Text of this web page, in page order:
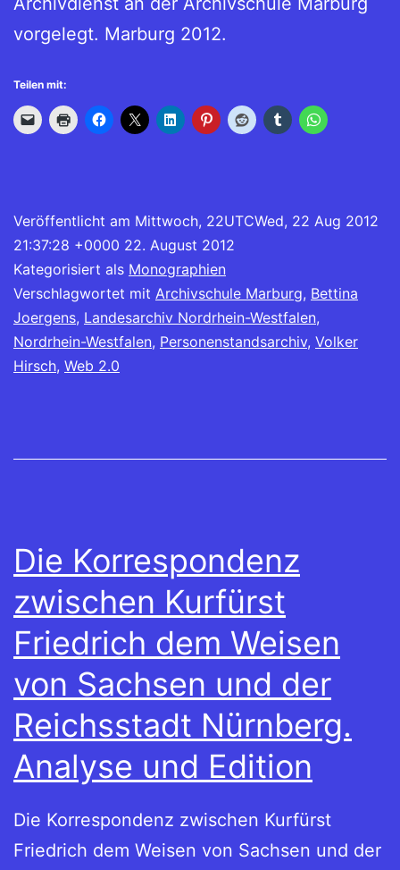
vorgelegt. Marburg 2012.
Teilen mit:
Veröffentlicht am Mittwoch, 22UTCWed, 22 Aug 2012
21:37:28 +0000 22. August 2012
Kategorisiert als Monographien
Verschlagwortet mit Archivschule Marburg, Bettina
Joergens, Landesarchiv Nordrhein-Westfalen,
Nordrhein-Westfalen, Personenstandsarchiv, Volker
Hirsch, Web 2.0
Die Korrespondenz
zwischen Kurfürst
Friedrich dem Weisen
von Sachsen und der
Reichsstadt Nürnberg.
Analyse und Edition
Die Korrespondenz zwischen Kurfürst
Friedrich dem Weisen von Sachsen und der